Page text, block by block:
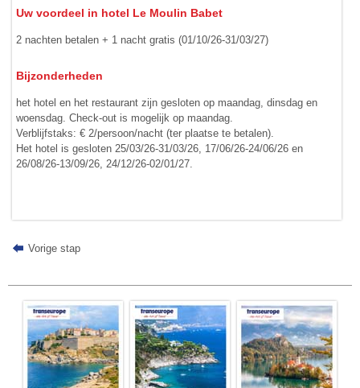
Uw voordeel in hotel Le Moulin Babet
2 nachten betalen + 1 nacht gratis (01/10/26-31/03/27)
Bijzonderheden
het hotel en het restaurant zijn gesloten op maandag, dinsdag en
woensdag. Check-out is mogelijk op maandag.
Verblijfstaks: € 2/persoon/nacht (ter plaatse te betalen).
Het hotel is gesloten 25/03/26-31/03/26, 17/06/26-24/06/26 en
26/08/26-13/09/26, 24/12/26-02/01/27.
Vorige stap